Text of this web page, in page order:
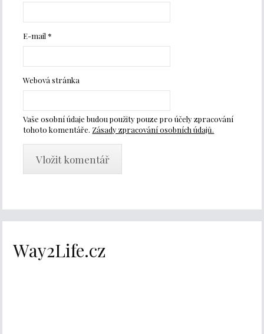
E-mail*
Webová stránka
Vaše osobní údaje budou použity pouze pro účely zpracování
tohoto komentáře. Zásady zpracování osobních údajů.
Way2Life.cz